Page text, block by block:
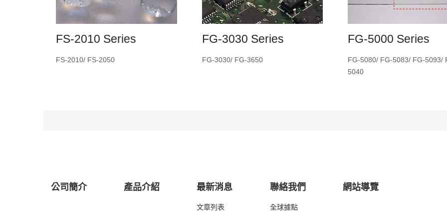
FS-2010 Series
FS-2010/ FS-2050
FG-3030 Series
FG-3030/ FG-3650
FG-5000 Series
FG-5080/ FG-5083/ FG-5093/
5040
公司簡介 產品介紹 最新消息
文章列表
聯絡我們
全球據點
網站導覽